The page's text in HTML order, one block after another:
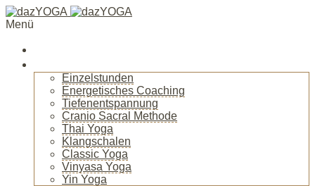
Menü
Einzelstunden
Energetisches Coaching
Tiefenentspannung
Cranio Sacral Methode
Thai Yoga
Klangschalen
Classic Yoga
Vinyasa Yoga
Yin Yoga